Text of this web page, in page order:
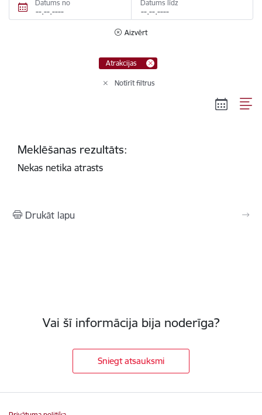
Datums no Datums līdz
Aizvērt
Atrakcijas
Notīrīt filtrus
Meklēšanas rezultāts:
Nekas netika atrasts
Drukāt lapu
Vai šī informācija bija noderīga?
Sniegt atsauksmi